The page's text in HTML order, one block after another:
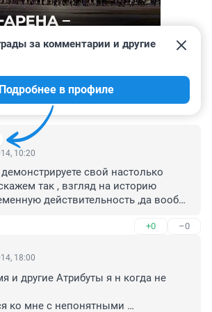
851
за комментарии и другие
Подробнее в профиле
10:20
свой настолько
так , взгляд на историю
действительность ,да вообще
обсуждать не стоит ..а для людей
имеет значение,именно та
они живут .за экраном
-не знаю,собственно -кто вы мне
+0 –0
18:00
и другие Атрибуты я н когда не
ко мне с непонятными